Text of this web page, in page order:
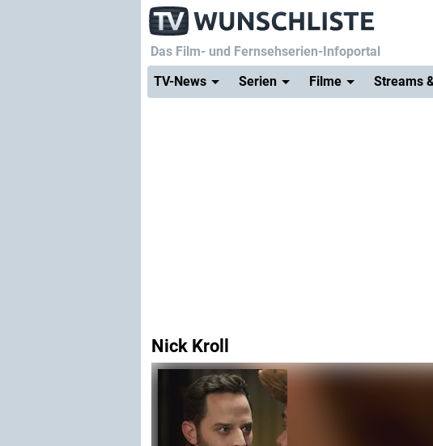
Das Film- und Fernsehserien-Infoportal
TV-News
Serien Filme Streams
Nick Kroll